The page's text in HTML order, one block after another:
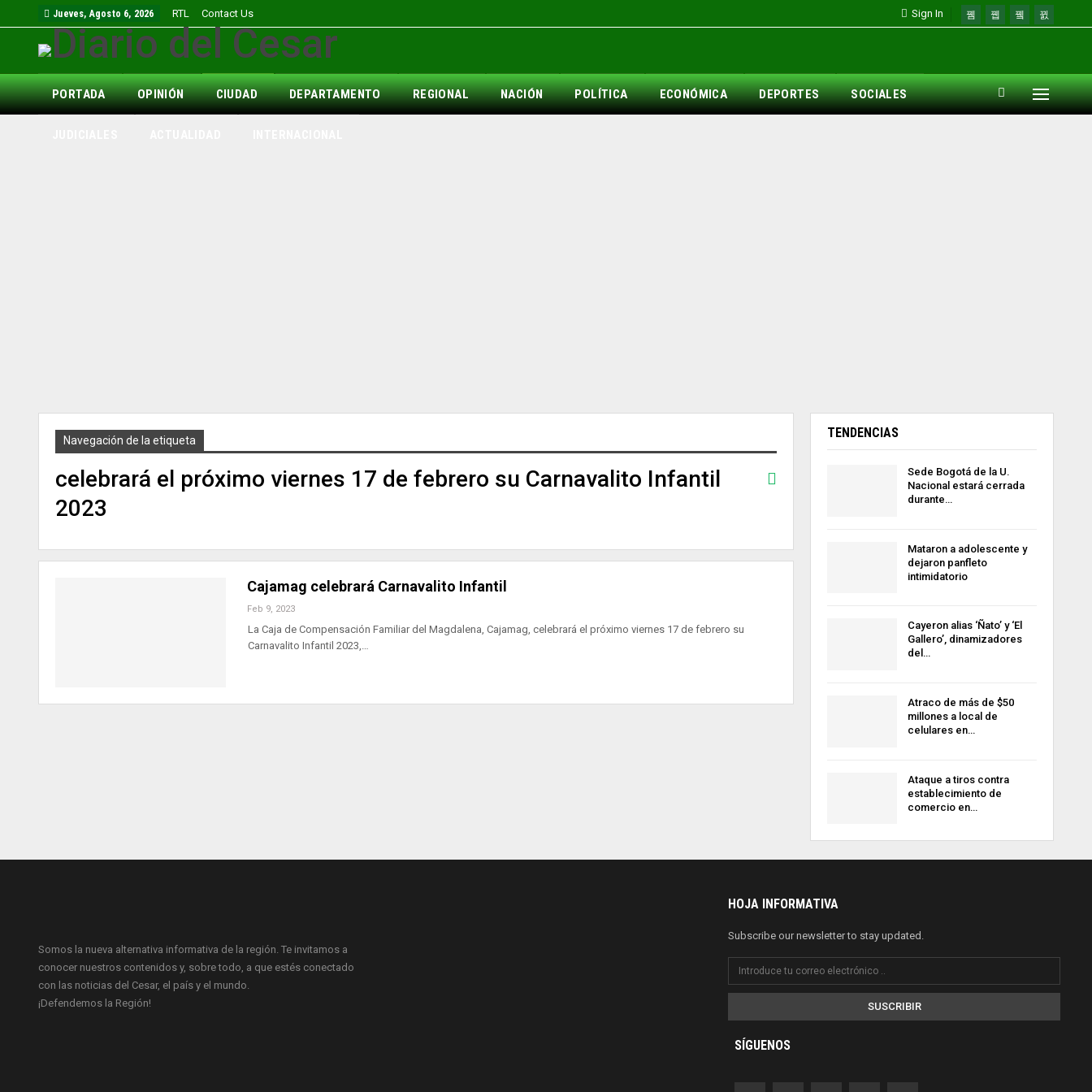
Sign In
Jueves, Agosto 6, 2026 RTL Contact Us
PORTADA OPINIÓN CIUDAD DEPARTAMENTO REGIONAL NACIÓN POLÍTICA ECONÓMICA DEPORTES SOCIALES
Navegación de la etiqueta
celebrará el próximo viernes 17 de febrero su Carnavalito Infantil
2023
Cajamag celebrará Carnavalito Infantil
Feb 9, 2023
La Caja de Compensación Familiar del Magdalena, Cajamag, celebrará el próximo viernes 17 de febrero su
Carnavalito Infantil 2023,…
TENDENCIAS
Sede Bogotá de la U.
Nacional estará cerrada
durante…
Mataron a adolescente y
dejaron panfleto
intimidatorio
Cayeron alias ‘Ñato’ y ‘El
Gallero’, dinamizadores
del…
Atraco de más de $50
millones a local de
celulares en…
Ataque a tiros contra
establecimiento de
comercio en…
Somos la nueva alternativa informativa de la región. Te invitamos a
conocer nuestros contenidos y, sobre todo, a que estés conectado
con las noticias del Cesar, el país y el mundo.
¡Defendemos la Región!
HOJA INFORMATIVA
Subscribe our newsletter to stay updated.
SUSCRIBIR
SÍGUENOS